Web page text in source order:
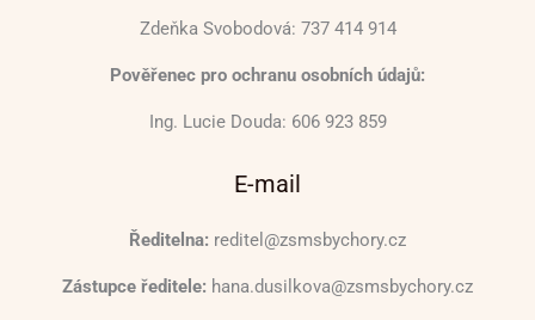
Zdeňka Svobodová: 737 414 914
Pověřenec pro ochranu osobních údajů:
Ing. Lucie Douda: 606 923 859
E-mail
Ředitelna: reditel@zsmsbychory.cz
Zástupce ředitele: hana.dusilkova@zsmsbychory.cz